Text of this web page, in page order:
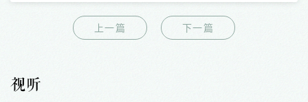
上一篇 下一篇
视听